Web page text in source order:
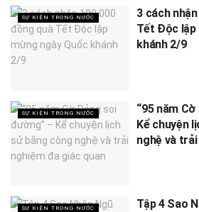
SỰ KIỆN TRONG NƯỚC
3 cách
Tết Độc lập
khánh 2/9
SỰ KIỆN TRONG NƯỚC
“95 năm
Kể chuyện
nghệ và
SỰ KIỆN TRONG NƯỚC
Tập 4 Sao